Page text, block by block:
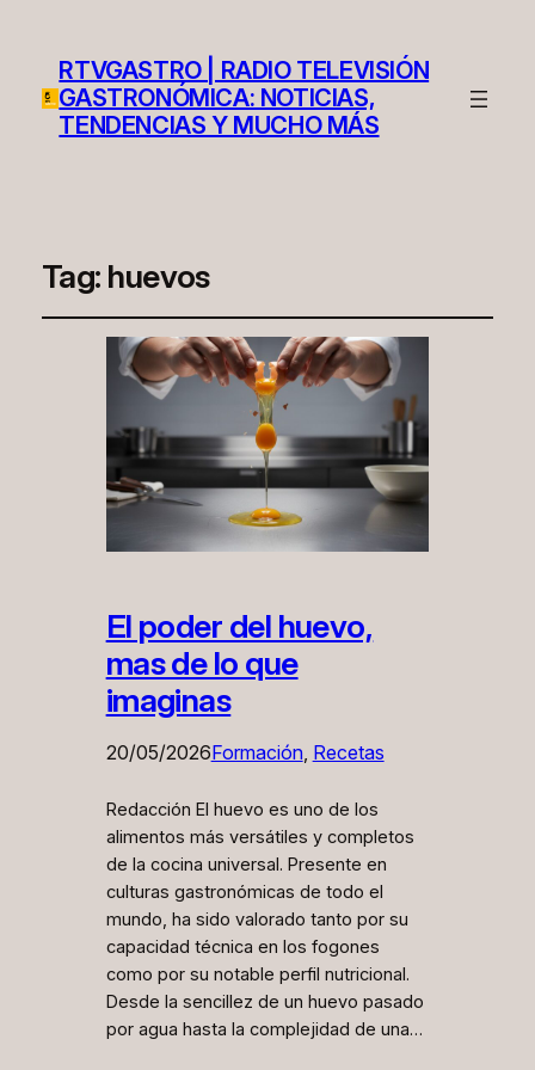
RTVGASTRO | RADIO TELEVISIÓN
GASTRONÓMICA: NOTICIAS,
TENDENCIAS Y MUCHO MÁS
Tag: huevos
El poder del huevo,
mas de lo que
imaginas
20/05/2026Formación, Recetas
Redacción El huevo es uno de los
alimentos más versátiles y completos
de la cocina universal. Presente en
culturas gastronómicas de todo el
mundo, ha sido valorado tanto por su
capacidad técnica en los fogones
como por su notable perfil nutricional.
Desde la sencillez de un huevo pasado
por agua hasta la complejidad de una…